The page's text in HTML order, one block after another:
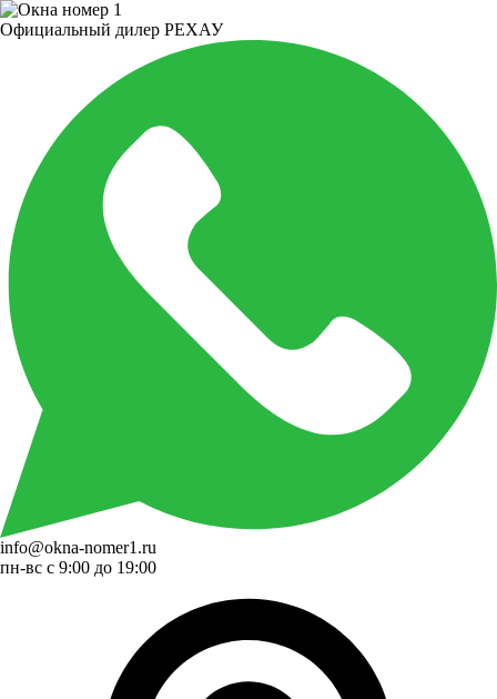
Официальный дилер РЕХАУ
info@okna-nomer1.ru
пн-вс с 9:00 до 19:00